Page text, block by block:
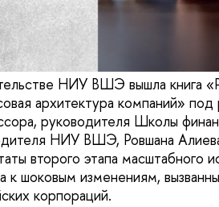
НИУ ВШЭ вышла книга
архитектура компаний»
руководителя Школы
НИУ ВШЭ, Ровшана
второго этапа масштабного
к шоковым изменениям,
корпораций.